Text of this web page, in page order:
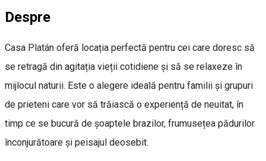
Despre
Casa Platán oferă locația perfectă pentru cei care doresc să
se retragă din agitația vieții cotidiene și să se relaxeze în
mijlocul naturii. Este o alegere ideală pentru familii și grupuri
de prieteni care vor să trăiască o experiență de neuitat, în
timp ce se bucură de șoaptele brazilor, frumusețea pădurilor
înconjurătoare și peisajul deosebit.